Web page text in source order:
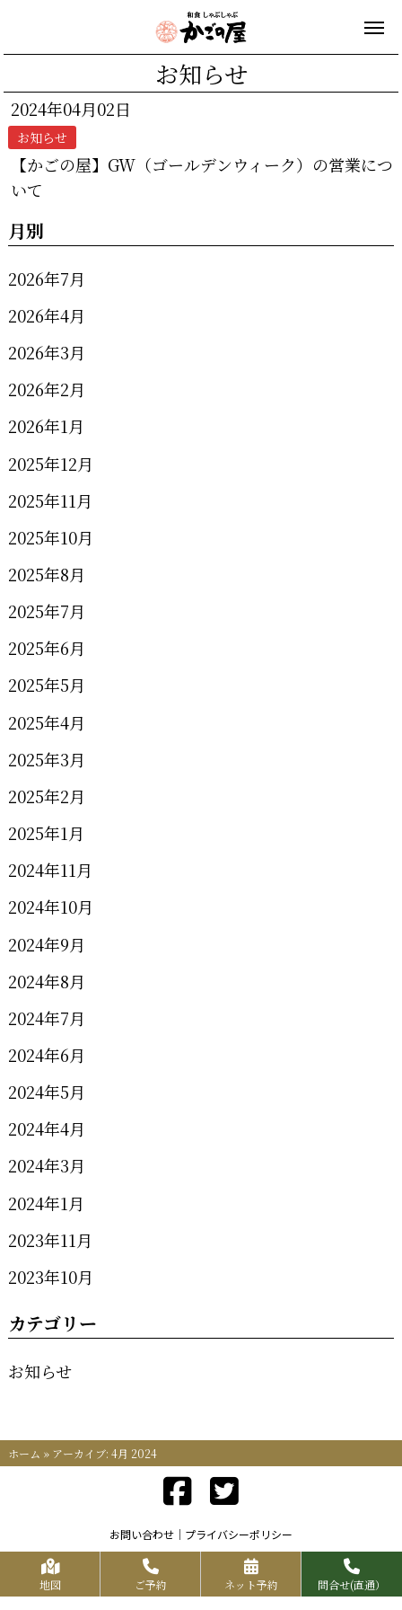
お知らせ
2024年04月02日
お知らせ
【かごの屋】GW（ゴールデンウィーク）の営業につ
いて
月別
2026年7月
2026年4月
2026年3月
2026年2月
2026年1月
2025年12月
2025年11月
2025年10月
2025年8月
2025年7月
2025年6月
2025年5月
2025年4月
2025年3月
2025年2月
2025年1月
2024年11月
2024年10月
2024年9月
2024年8月
2024年7月
2024年6月
2024年5月
2024年4月
2024年3月
2024年1月
2023年11月
2023年10月
カテゴリー
お知らせ
ホーム » アーカイブ: 4月 2024
お問い合わせ プライバシーポリシー
Copyrights KR FOOD SERVICE All Rights Reserved.
地図 ご予約 ネット予約 問合せ(直通）